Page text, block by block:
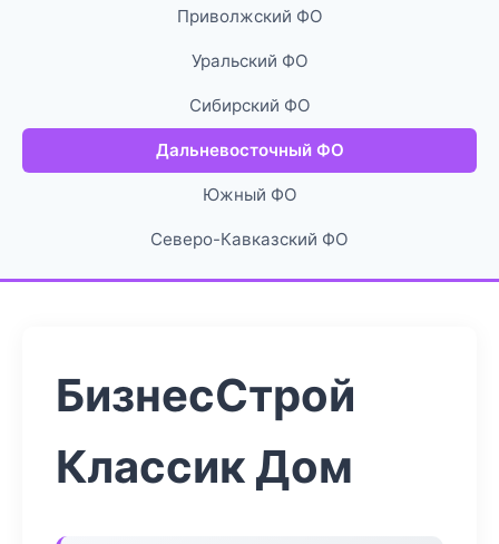
Приволжский ФО
Уральский ФО
Сибирский ФО
Дальневосточный ФО
Южный ФО
Северо-Кавказский ФО
БизнесСтрой
Классик Дом